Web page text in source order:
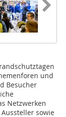
und
Besucher
Netzwerken
sowie